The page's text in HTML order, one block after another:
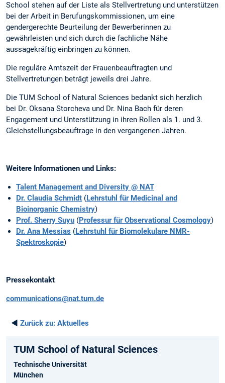
School stehen auf der Liste als Stellvertretung und unterstützen
bei der Arbeit in Berufungskommissionen, um eine
gendergerechte Beurteilung der Bewerberinnen zu
gewährleisten und sich durch die fachliche Nähe
aussagekräftig einbringen zu können.
Die reguläre Amtszeit der Frauenbeauftragten und
Stellvertretungen beträgt jeweils drei Jahre.
Die TUM School of Natural Sciences bedankt sich herzlich
bei Dr. Oksana Storcheva und Dr. Nina Bach für deren
Engagement und Unterstützung in ihren Rollen als 1. und 3.
Gleichstellungsbeauftrage in den vergangenen Jahren.
Weitere Informationen und Links:
Talent Management and Diversity @ NAT
Dr. Claudia Schmidt (Lehrstuhl für Medicinal and
Bioinorganic Chemistry)
Prof. Sherry Suyu (Professur für Observational Cosmology)
Dr. Ana Messias (Lehrstuhl für Biomolekulare NMR-
Spektroskopie)
Pressekontakt
communications@nat.tum.de
◄ Zurück zu: Aktuelles
TUM School of Natural Sciences
Technische Universität
München